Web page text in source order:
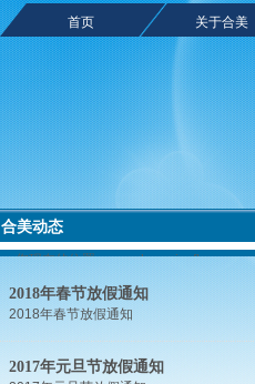
关于合美
首页
2018年春节放假通知
2018年春节放假通知
2017年元旦节放假通知
合美动态
您现在的位置：
电子教室 云教室 未来智慧课堂 数字语
教室优秀品牌 成都 四川合美软件信息